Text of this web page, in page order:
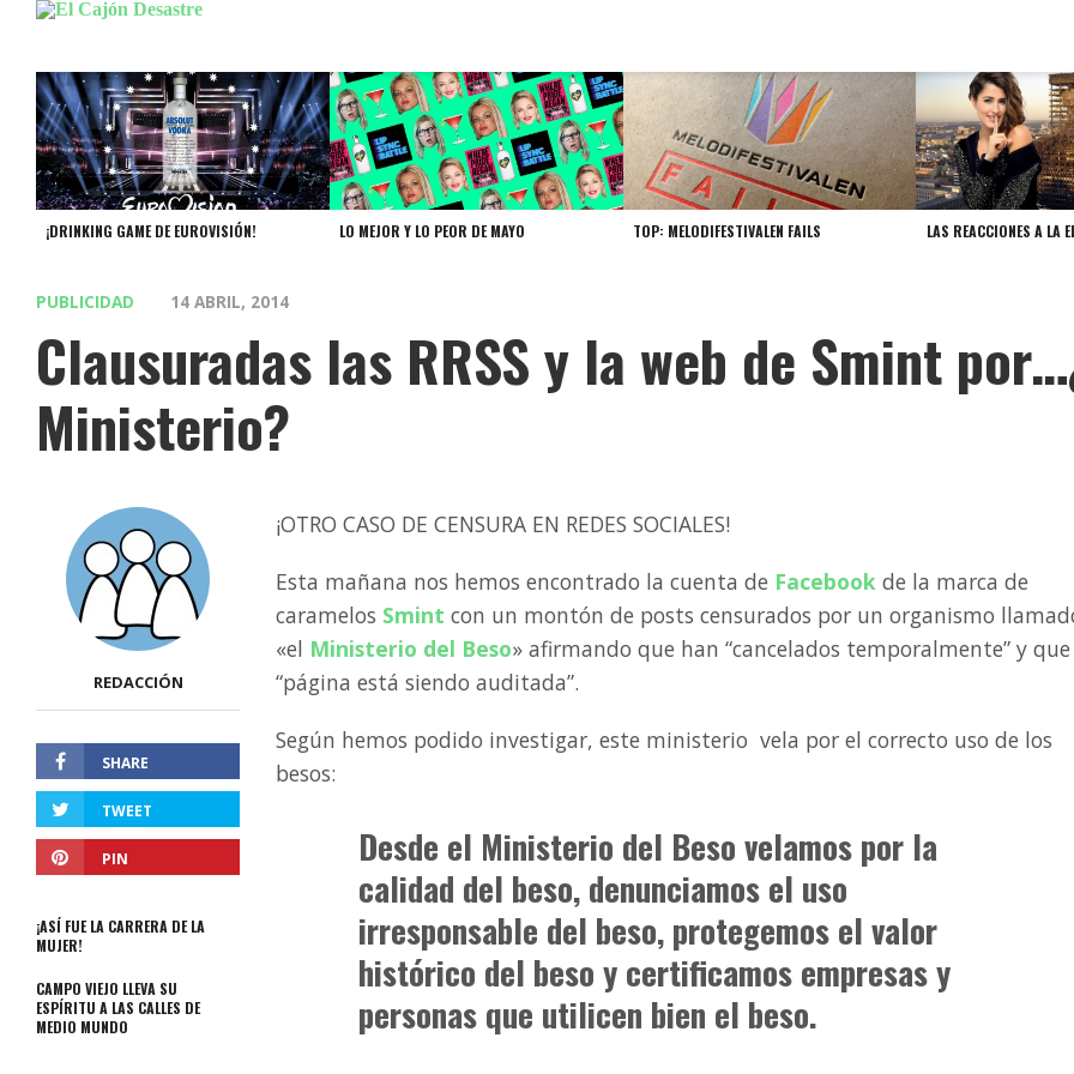
¡DRINKING GAME DE EUROVISIÓN! LO MEJOR Y LO PEOR DE MAYO TOP: MELODIFESTIVALEN FAILS LAS REACCIONES A LA
PUBLICIDAD 14 ABRIL, 2014
Clausuradas las RRSS y la web de Smint
Ministerio?
REDACCIÓN
SHARE
TWEET
PIN
¡ASÍ FUE LA CARRERA DE LA
MUJER!
CAMPO VIEJO LLEVA SU
ESPÍRITU A LAS CALLES DE
MEDIO MUNDO
¡OTRO CASO DE CENSURA EN REDES SOCIALES!
Esta mañana nos hemos encontrado la cuenta de Facebook de la marca de
caramelos Smint con un montón de posts censurados por un organismo
«el Ministerio del Beso» afirmando que han “cancelados temporalmente” y
“página está siendo auditada”.
Según hemos podido investigar, este ministerio vela por el correcto uso de los
besos:
Desde el Ministerio del Beso velamos por la
calidad del beso, denunciamos el uso
irresponsable del beso, protegemos el valor
histórico del beso y certificamos empresas y
personas que utilicen bien el beso.